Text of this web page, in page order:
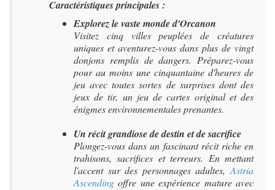
Caractéristiques principales :
Explorez le vaste monde d'Orcanon
Visitez cinq villes peuplées de créatures
uniques et aventurez-vous dans plus de vingt
donjons remplis de dangers. Préparez-vous
pour au moins une cinquantaine d'heures de
jeu avec toutes sortes de surprises dont des
jeux de tir, un jeu de cartes original et des
énigmes environnementales prenantes.
Un récit grandiose de destin et de sacrifice
Plongez-vous dans un fascinant récit riche en
trahisons, sacrifices et terreurs. En mettant
l'accent sur des personnages adultes, Astria
Ascending offre une expérience mature avec